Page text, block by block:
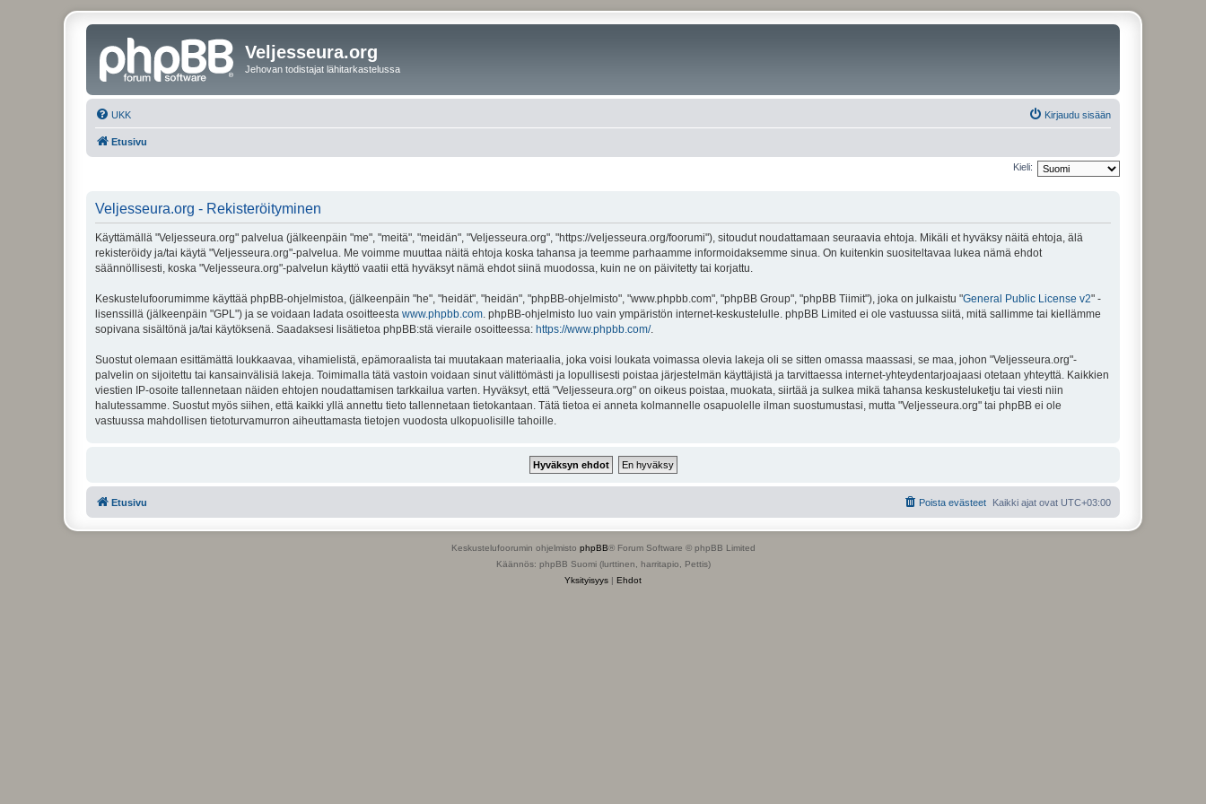
Veljesseura.org
Jehovan todistajat lähitarkastelussa
UKK Kirjaudu sisään
Etusivu
Kieli:
Veljesseura.org - Rekisteröityminen
Käyttämällä "Veljesseura.org" palvelua (jälkeenpäin "me", "meitä", "meidän", "Veljesseura.org", "https://veljesseura.org/foorumi"), sitoudut noudattamaan seuraavia ehtoja. Mikäli et hyväksy näitä ehtoja, älä
rekisteröidy ja/tai käytä "Veljesseura.org"-palvelua. Me voimme muuttaa näitä ehtoja koska tahansa ja teemme parhaamme informoidaksemme sinua. On kuitenkin suositeltavaa lukea nämä ehdot
säännöllisesti, koska "Veljesseura.org"-palvelun käyttö vaatii että hyväksyt nämä ehdot siinä muodossa, kuin ne on päivitetty tai korjattu.
Keskustelufoorumimme käyttää phpBB-ohjelmistoa, (jälkeenpäin "he", "heidät", "heidän", "phpBB-ohjelmisto", "www.phpbb.com", "phpBB Group", "phpBB Tiimit"), joka on julkaistu "General Public License v2" -
lisenssillä (jälkeenpäin "GPL") ja se voidaan ladata osoitteesta www.phpbb.com. phpBB-ohjelmisto luo vain ympäristön internet-keskustelulle. phpBB Limited ei ole vastuussa siitä, mitä sallimme tai kiellämme
sopivana sisältönä ja/tai käytöksenä. Saadaksesi lisätietoa phpBB:stä vieraile osoitteessa: https://www.phpbb.com/.
Suostut olemaan esittämättä loukkaavaa, vihamielistä, epämoraalista tai muutakaan materiaalia, joka voisi loukata voimassa olevia lakeja oli se sitten omassa maassasi, se maa, johon "Veljesseura.org"-
palvelin on sijoitettu tai kansainvälisiä lakeja. Toimimalla tätä vastoin voidaan sinut välittömästi ja lopullisesti poistaa järjestelmän käyttäjistä ja tarvittaessa internet-yhteydentarjoajaasi otetaan yhteyttä. Kaikkien
viestien IP-osoite tallennetaan näiden ehtojen noudattamisen tarkkailua varten. Hyväksyt, että "Veljesseura.org" on oikeus poistaa, muokata, siirtää ja sulkea mikä tahansa keskusteluketju tai viesti niin
halutessamme. Suostut myös siihen, että kaikki yllä annettu tieto tallennetaan tietokantaan. Tätä tietoa ei anneta kolmannelle osapuolelle ilman suostumustasi, mutta "Veljesseura.org" tai phpBB ei ole
vastuussa mahdollisen tietoturvamurron aiheuttamasta tietojen vuodosta ulkopuolisille tahoille.
Etusivu Kaikki ajat ovat UTC+03:00
Poista evästeet
Keskustelufoorumin ohjelmisto phpBB® Forum Software © phpBB Limited
Käännös: phpBB Suomi (lurttinen, harritapio, Pettis)
Yksityisyys | Ehdot